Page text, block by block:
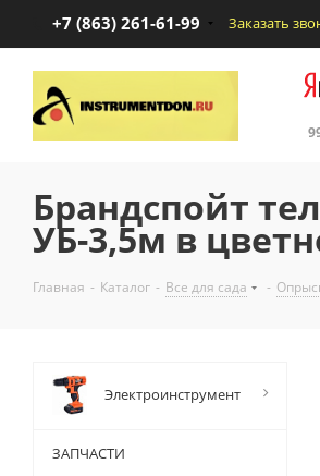
+7 (863) 261-61-99 Заказать
Брандспойт
УБ-3,5м в
Главная - Каталог - Все для сада -
Электроинструмент
ЗАПЧАСТИ